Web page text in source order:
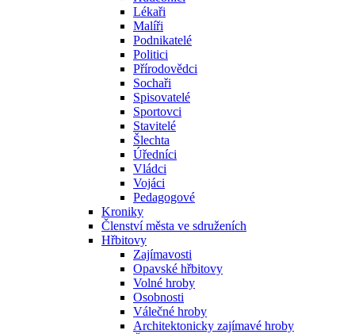
Lékaři
Malíři
Podnikatelé
Politici
Přírodovědci
Sochaři
Spisovatelé
Sportovci
Stavitelé
Šlechta
Úředníci
Vládci
Vojáci
Pedagogové
Kroniky
Členství města ve sdruženích
Hřbitovy
Zajímavosti
Opavské hřbitovy
Volné hroby
Osobnosti
Válečné hroby
Architektonicky zajímavé hroby